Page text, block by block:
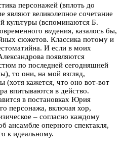
персонажей (вплоть до
являют великолепное сочетание
культуры (вспоминаются Б.
видения, казалось бы,
сюжетов. Классика потому и
И если в моих
появляются
по последней сегодняшней
то они, на мой взгляд,
(хотя кажется, что оно вот-вот
впитываются в действо.
в постановках Юрия
персонажа, включая хор,
– согласно каждому
ансамбле оперного спектакля,
к идеальному.